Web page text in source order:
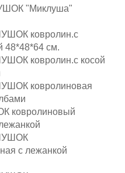
"Миклуша"
ковролин.с
48*48*64 см.
ковролин.с косой
ковролиновая
ковролиновый
с лежанкой